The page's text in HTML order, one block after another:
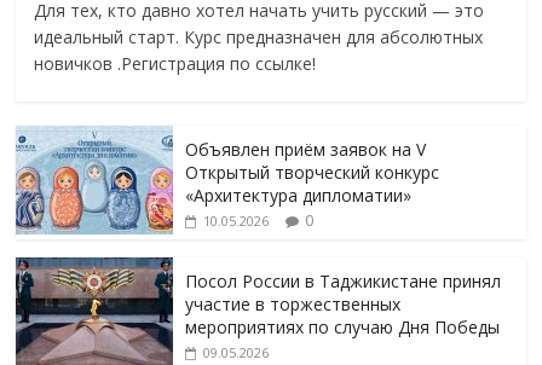
Для тех, кто давно хотел начать учить русский — это
идеальный старт. Курс предназначен для абсолютных
новичков .Регистрация по ссылке!
Объявлен приём заявок на V
Открытый творческий конкурс
«Архитектура дипломатии»
10.05.2026 0
Посол России в Таджикистане принял
участие в торжественных
мероприятиях по случаю Дня Победы
09.05.2026